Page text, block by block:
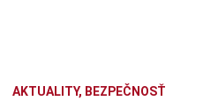
AKTUALITY, BEZPEČNOSŤ